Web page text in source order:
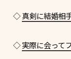
◇真剣に結婚相
◇実際に会って